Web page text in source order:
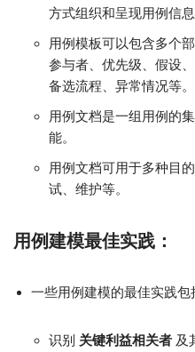
方式组织和呈现用例信息
用例模板可以包含多个
参与者、优先级、假设
备选流程、异常情况等。
用例文档是一组用例的
能。
用例文档可用于多种目
试、维护等。
用例建模最佳实践：
一些用例建模的最佳实践包
识别 关键利益相关者 及